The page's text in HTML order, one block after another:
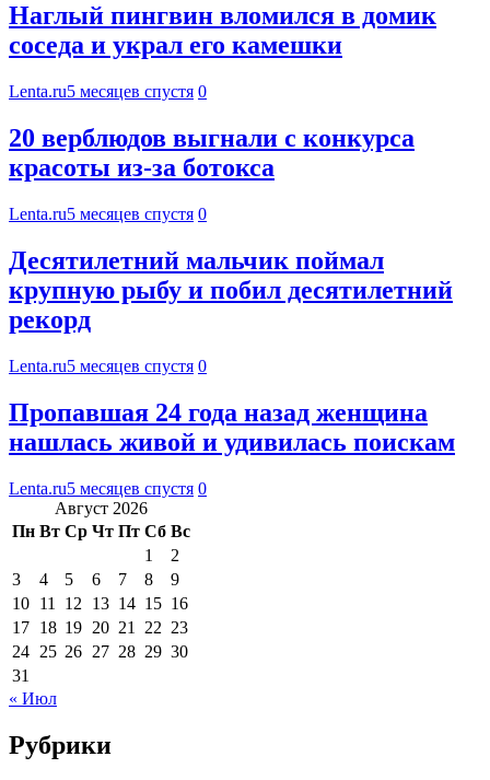
Наглый пингвин вломился в домик
соседа и украл его камешки
Lenta.ru5 месяцев спустя 0
20 верблюдов выгнали с конкурса
красоты из-за ботокса
Lenta.ru5 месяцев спустя 0
Десятилетний мальчик поймал
крупную рыбу и побил десятилетний
рекорд
Lenta.ru5 месяцев спустя 0
Пропавшая 24 года назад женщина
нашлась живой и удивилась поискам
Lenta.ru5 месяцев спустя 0
Август 2026
Пн Вт Ср Чт Пт Сб Вс
1
2
3
4 5 6 7 8
9
10 11 12 13 14 15 16
17 18 19 20 21 22 23
24 25 26 27 28 29 30
31
« Июл
Рубрики